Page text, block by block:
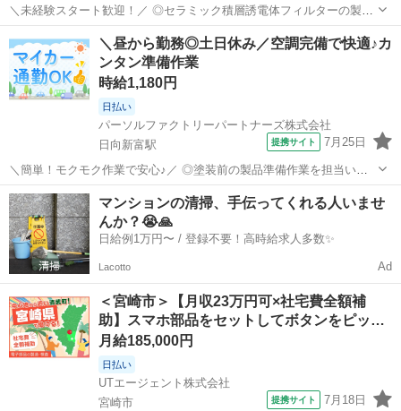
＼未経験スタート歓迎！／ ◎セラミック積層誘電体フィルターの製造
をお任せ！機械操作や製品のセットが中心です。 ◎重量物の取り扱い
はありません。身体への負担も少なめで安心☆ ◎充実した日勤研修で
基本から丁寧に学べます！コツコツ...
宮崎市 宮崎駅 工場
＼昼から勤務◎土日休み／空調完備で快適♪カ
ンタン準備作業
時給1,180円
日払い
パーソルファクトリーパートナーズ株式会社
日向新富駅
提携サイト 7月25日
＼簡単！モクモク作業で安心♪／ ◎塗装前の製品準備作業を担当いた
だきます。製品ラックに引っかける軽作業が中心です。 ◎重量物の取
り扱いはなく、空調完備の快適な職場環境です！ ◎未経験の方も安心
♪丁寧な指導でしっかりサポートし...
宮崎 児湯郡 工場
マンションの清掃、手伝ってくれる人いませ
んか？😭🙏
日給例1万円〜 / 登録不要！高時給求人多数✨
Lacotto Ad
＜宮崎市＞【月収23万円可×社宅費全額補
助】スマホ部品をセットしてボタンをピッ…
月給185,000円
日払い
UTエージェント株式会社
宮崎市
提携サイト 7月18日